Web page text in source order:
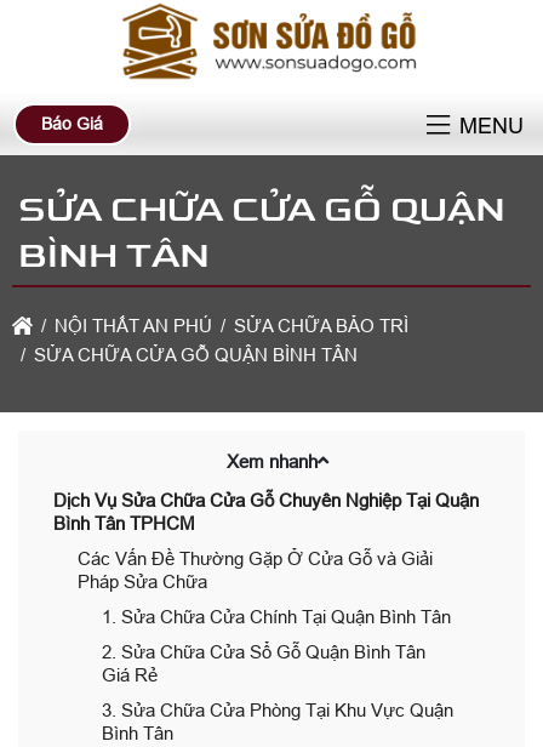
Báo Giá MENU
SỬA CHỮA CỬA GỖ QUẬN
BÌNH TÂN
NỘI THẤT AN PHÚ
SỬA CHỮA BẢO TRÌ
SỬA CHỮA CỬA GỖ QUẬN BÌNH TÂN
Xem nhanh
Dịch Vụ Sửa Chữa Cửa Gỗ Chuyên Nghiệp Tại Quận
Bình Tân TPHCM
Các Vấn Đề Thường Gặp Ở Cửa Gỗ và Giải
Pháp Sửa Chữa
1. Sửa Chữa Cửa Chính Tại Quận Bình Tân
2. Sửa Chữa Cửa Sổ Gỗ Quận Bình Tân
Giá Rẻ
3. Sửa Chữa Cửa Phòng Tại Khu Vực Quận
Bình Tân